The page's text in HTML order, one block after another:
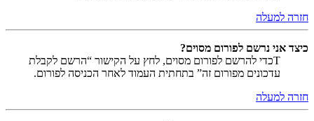
חזרה למעלה
כיצד אני נרשם לפורום מסוים?
Tכדי להרשם לפורום מסוים, לחץ על הקישור “הרשם לקבלת
עדכונים מפורום זה” בתחתית העמוד לאחר הכניסה לפורום.
חזרה למעלה